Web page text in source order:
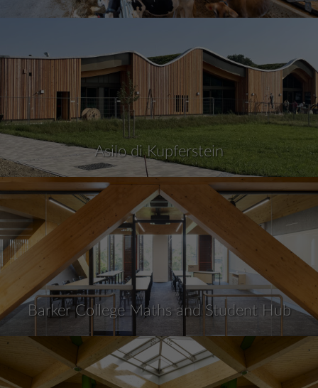
Asilo di Kupferstein
Barker College Maths and Student Hub